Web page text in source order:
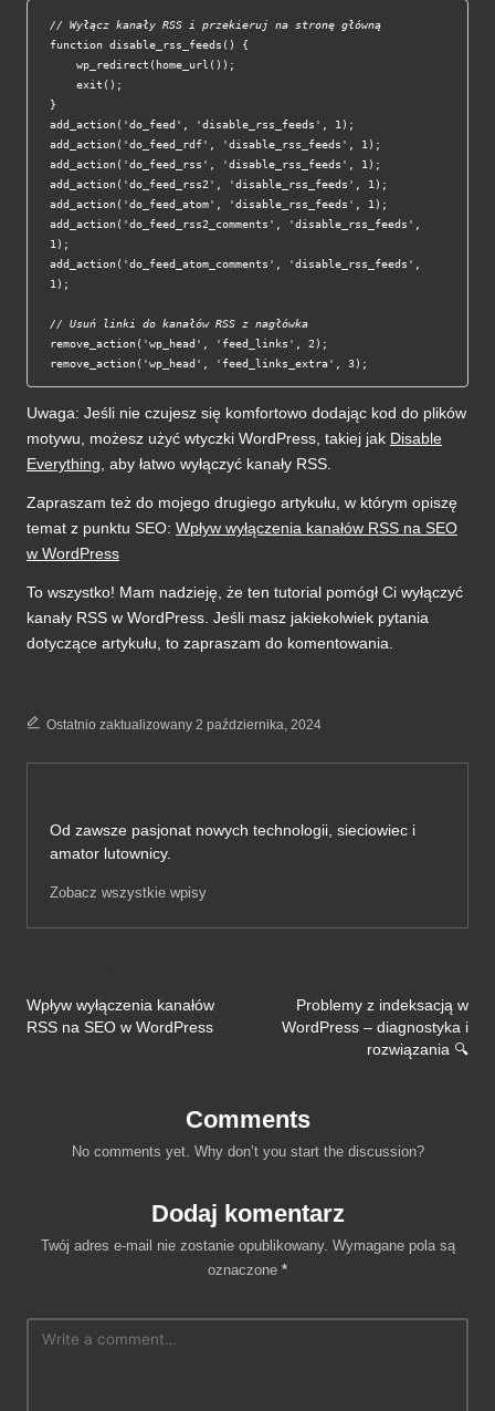
// Wyłącz kanały RSS i przekieruj na stronę główną
function disable_rss_feeds() {
    wp_redirect(home_url());
    exit();
}
add_action('do_feed', 'disable_rss_feeds', 1);
add_action('do_feed_rdf', 'disable_rss_feeds', 1);
add_action('do_feed_rss', 'disable_rss_feeds', 1);
add_action('do_feed_rss2', 'disable_rss_feeds', 1);
add_action('do_feed_atom', 'disable_rss_feeds', 1);
add_action('do_feed_rss2_comments', 'disable_rss_feeds',
1);
add_action('do_feed_atom_comments', 'disable_rss_feeds',
1);
// Usuń linki do kanałów RSS z nagłówka
remove_action('wp_head', 'feed_links', 2);
remove_action('wp_head', 'feed_links_extra', 3);
Uwaga: Jeśli nie czujesz się komfortowo dodając kod do plików
motywu, możesz użyć wtyczki WordPress, takiej jak Disable
Everything, aby łatwo wyłączyć kanały RSS.
Zapraszam też do mojego drugiego artykułu, w którym opiszę
temat z punktu SEO: Wpływ wyłączenia kanałów RSS na SEO
w WordPress
To wszystko! Mam nadzieję, że ten tutorial pomógł Ci wyłączyć
kanały RSS w WordPress. Jeśli masz jakiekolwiek pytania
dotyczące artykułu, to zapraszam do komentowania.
Ostatnio zaktualizowany 2 października, 2024
Od zawsze pasjonat nowych technologii, sieciowiec i
amator lutownicy.
Zobacz wszystkie wpisy
navigation
Wpływ wyłączenia kanałów
RSS na SEO w WordPress
Problemy z indeksacją w
WordPress – diagnostyka i
rozwiązania 🔍
Comments
No comments yet. Why don’t you start the discussion?
Dodaj komentarz
Twój adres e-mail nie zostanie opublikowany. Wymagane pola są
oznaczone *